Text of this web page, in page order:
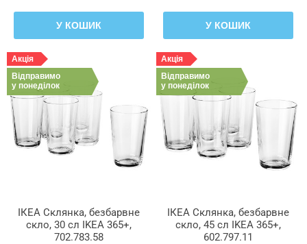
У КОШИК У КОШИК
Акція
Відправимо
у понеділок
ІКЕА Склянка, безбарвне
скло, 30 сл IKEA 365+,
702.783.58
Акція
Відправимо
у понеділок
ІКЕА Склянка, безбарвне
скло, 45 сл IKEA 365+,
602.797.11